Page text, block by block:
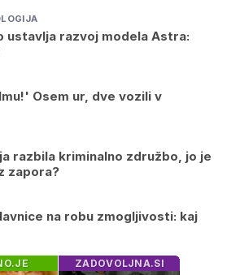
ustavlja razvoj modela Astra:
Osem ur, dve vozili v
razbila kriminalno združbo, jo je
zapora?
na robu zmogljivosti: kaj
ZADOVOLJNA.SI